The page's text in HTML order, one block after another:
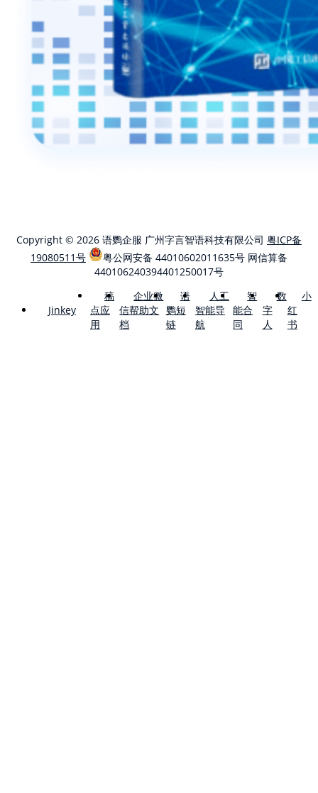
Copyright © 2026 语鹦企服 广州字言智语科技有限公司 粤ICP备
19080511号
粤公网安备 44010602011635号 网信算备
440106240394401250017号
Jinkey
稿
点应
用
企业微
信帮助文
档
语
鹦短
链
人工
智能导
航
智
能合
同
数
字
人
小
红
书